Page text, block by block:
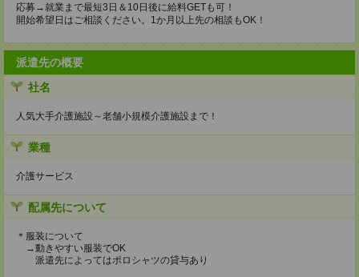
応募→就業まで最短3日＆10日後に給料GETも可！
開始希望日はご相談ください。1か月以上先の相談もOK！
派遣先の概要
社名
人気大手介護施設～老舗小規模介護施設まで！
業種
介護サービス
配属先について
＊服装について
→動きやすい服装でOK
派遣先によってはポロシャツの貸与あり